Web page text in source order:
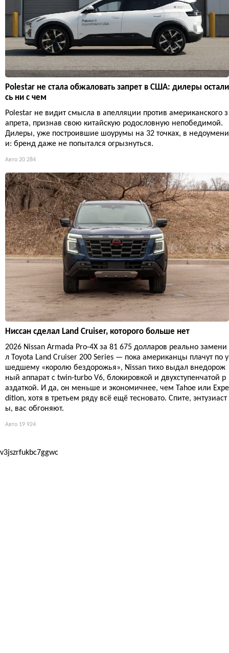
Polestar не стала обжаловать запрет в США: дилеры остали
сь ни с чем
Polestar не видит смысла в апелляции против американского з
апрета, признав свою китайскую родословную непобедимой.
Дилеры, уже построившие шоурумы на 32 точках, в недоумени
и: бренд даже не попытался огрызнуться.
Авто 20 284
Ниссан сделал Land Cruiser, которого больше нет
2026 Nissan Armada Pro-4X за 81 675 долларов реально замени
л Toyota Land Cruiser 200 Series — пока американцы плачут по у
шедшему «королю бездорожья», Nissan тихо выдал внедорож
ный аппарат с twin-turbo V6, блокировкой и двухступенчатой р
аздаткой. И да, он меньше и экономичнее, чем Tahoe или Expe
dition, хотя в третьем ряду всё ещё тесновато. Спите, энтузиаст
ы, вас обгоняют.
Авто 19 924
v3jszrfukbc7ggwc